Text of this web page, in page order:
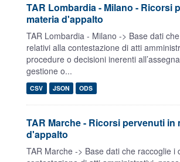
TAR Lombardia - Milano - Ricorsi
materia d'appalto
TAR Lombardia - Milano -> Base dati
relativi alla contestazione di atti
procedure o decisioni inerenti
gestione o...
CSV JSON ODS
TAR Marche - Ricorsi pervenuti in
d'appalto
TAR Marche -> Base dati che raccoglie i